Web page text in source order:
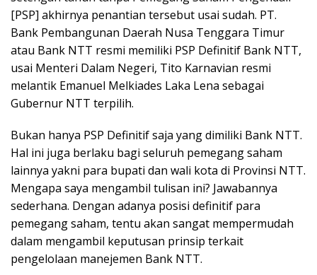
[PSP] akhirnya penantian tersebut usai sudah. PT.
Bank Pembangunan Daerah Nusa Tenggara Timur
atau Bank NTT resmi memiliki PSP Definitif Bank NTT,
usai Menteri Dalam Negeri, Tito Karnavian resmi
melantik Emanuel Melkiades Laka Lena sebagai
Gubernur NTT terpilih.
Bukan hanya PSP Definitif saja yang dimiliki Bank NTT.
Hal ini juga berlaku bagi seluruh pemegang saham
lainnya yakni para bupati dan wali kota di Provinsi NTT.
Mengapa saya mengambil tulisan ini? Jawabannya
sederhana. Dengan adanya posisi definitif para
pemegang saham, tentu akan sangat mempermudah
dalam mengambil keputusan prinsip terkait
pengelolaan manejemen Bank NTT.